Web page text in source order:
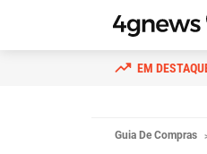
Guia De Compras